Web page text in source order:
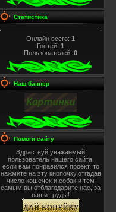
Статистика
Онлайн всего: 1
Гостей: 1
Пользователей: 0
Наш баннер
Помоги сайту
Здраствуй уважаемый
пользователь нашего сайта,
если вам понравился проект, то
нажмите на эту кнопочку,отгадав
число кошечек и собак и тем
самым вы отблагодарите нас, за
наши труды!